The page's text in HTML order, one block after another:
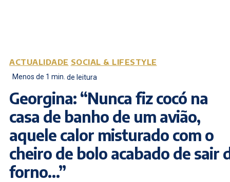
ACTUALIDADE SOCIAL & LIFESTYLE
Menos de 1 min. de leitura
Georgina: “Nunca fiz cocó na
casa de banho de um avião,
aquele calor misturado com o
cheiro de bolo acabado de sair
forno…”